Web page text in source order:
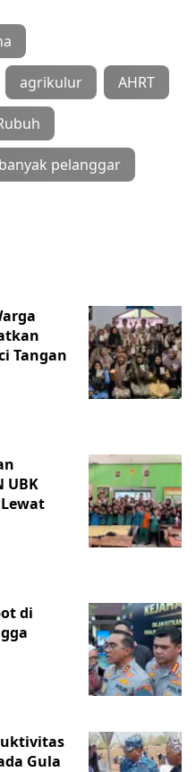
agrikulur AHRT
banyak pelanggar
Tangan
UBK
di
Gula